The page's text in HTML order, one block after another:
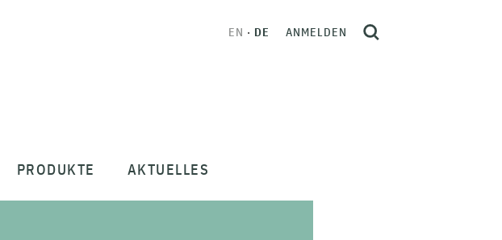
EN DE ANMELDEN
PRODUKTE AKTUELLES